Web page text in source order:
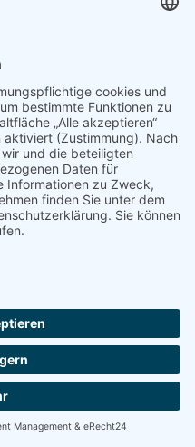
dem regelmäßigen
BDS
Sie uns doch auf
wir freuen uns auf
|Impressum